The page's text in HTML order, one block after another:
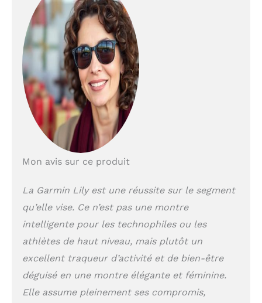
pas un appareil
médical), votre
niveau d'énergie,
votre cycle
menstruel, votre
grossesse, votre
hydratation, votre
stress tout au long
de la journée, votre
sommeil (lorsqu'il
fréquence cardiaque
jumelé avec un
connecté avec des
notifications
les appels entrants,
les messages texte,
les rappels de
Mon avis sur ce produit
La Garmin Lily est une réussite sur le segment
qu’elle vise. Ce n’est pas une montre
intelligente pour les technophiles ou les
athlètes de haut niveau, mais plutôt un
excellent traqueur d’activité et de bien-être
déguisé en une montre élégante et féminine.
Elle assume pleinement ses compromis,